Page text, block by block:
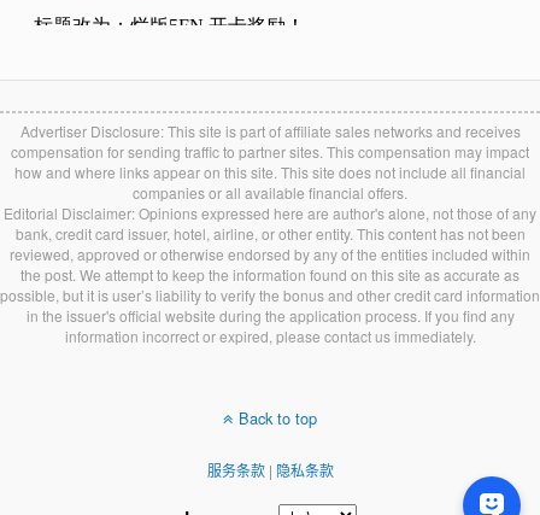
Advertiser Disclosure: This site is part of affiliate sales networks and receives
compensation for sending traffic to partner sites. This compensation may impact
how and where links appear on this site. This site does not include all financial
companies or all available financial offers.
Editorial Disclaimer: Opinions expressed here are author's alone, not those of any
bank, credit card issuer, hotel, airline, or other entity. This content has not been
reviewed, approved or otherwise endorsed by any of the entities included within
the post. We attempt to keep the information found on this site as accurate as
possible, but it is user’s liability to verify the bonus and other credit card information
in the issuer's official website during the application process. If you find any
information incorrect or expired, please contact us immediately.
Back to top
服务条款| 隐私条款